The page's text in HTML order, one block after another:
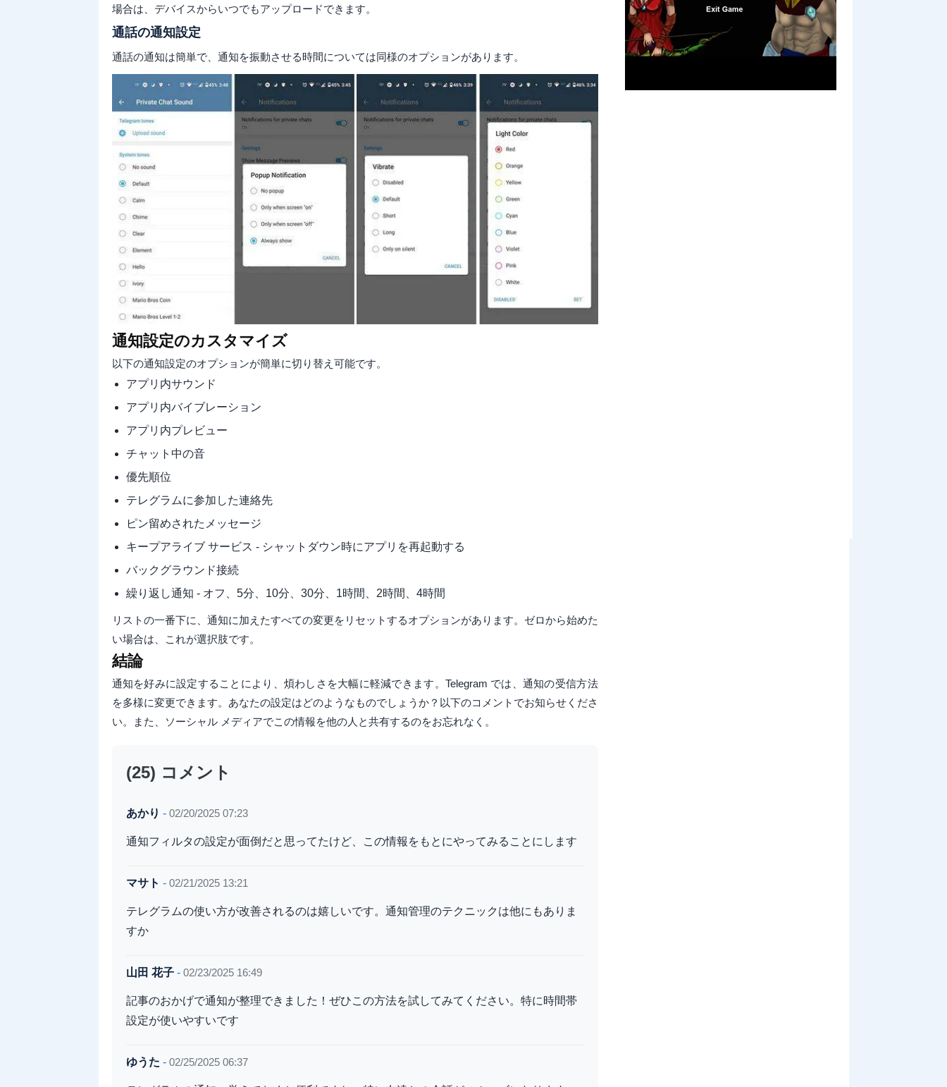
場合は、デバイスからいつでもアップロードできます。
通話の通知設定
通話の通知は簡単で、通知を振動させる時間については同様のオプションがあります。
通知設定のカスタマイズ
以下の通知設定のオプションが簡単に切り替え可能です。
アプリ内サウンド
アプリ内バイブレーション
アプリ内プレビュー
チャット中の音
優先順位
テレグラムに参加した連絡先
ピン留めされたメッセージ
キープアライブ サービス - シャットダウン時にアプリを再起動する
バックグラウンド接続
繰り返し通知 - オフ、5分、10分、30分、1時間、2時間、4時間
リストの一番下に、通知に加えたすべての変更をリセットするオプションがあります。ゼロから始めた
い場合は、これが選択肢です。
結論
通知を好みに設定することにより、煩わしさを大幅に軽減できます。Telegram では、通知の受信方法
を多様に変更できます。あなたの設定はどのようなものでしょうか？以下のコメントでお知らせくださ
い。また、ソーシャル メディアでこの情報を他の人と共有するのをお忘れなく。
(25) コメント
あかり - 02/20/2025 07:23
通知フィルタの設定が面倒だと思ってたけど、この情報をもとにやってみることにします
マサト - 02/21/2025 13:21
テレグラムの使い方が改善されるのは嬉しいです。通知管理のテクニックは他にもありま
すか
山田 花子- 02/23/2025 16:49
記事のおかげで通知が整理できました！ぜひこの方法を試してみてください。特に時間帯
設定が使いやすいです
ゆうた - 02/25/2025 06:37